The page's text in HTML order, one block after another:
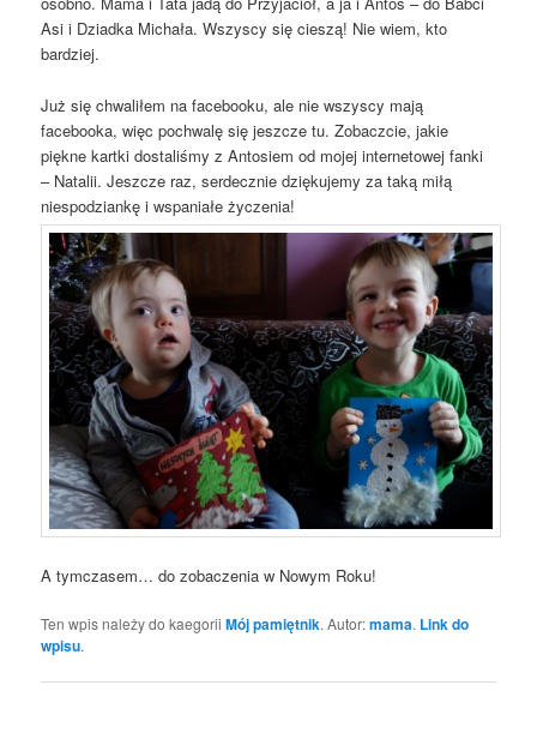
Asi i Dziadka Michała. Wszyscy się cieszą! Nie wiem, kto
bardziej.
Już się chwaliłem na facebooku, ale nie wszyscy mają
facebooka, więc pochwalę się jeszcze tu. Zobaczcie, jakie
piękne kartki dostaliśmy z Antosiem od mojej internetowej fanki
– Natalii. Jeszcze raz, serdecznie dziękujemy za taką miłą
niespodziankę i wspaniałe życzenia!
A tymczasem… do zobaczenia w Nowym Roku!
Ten wpis należy do kaegoriiMój pamiętnik. Autor:mama. Link do
wpisu.